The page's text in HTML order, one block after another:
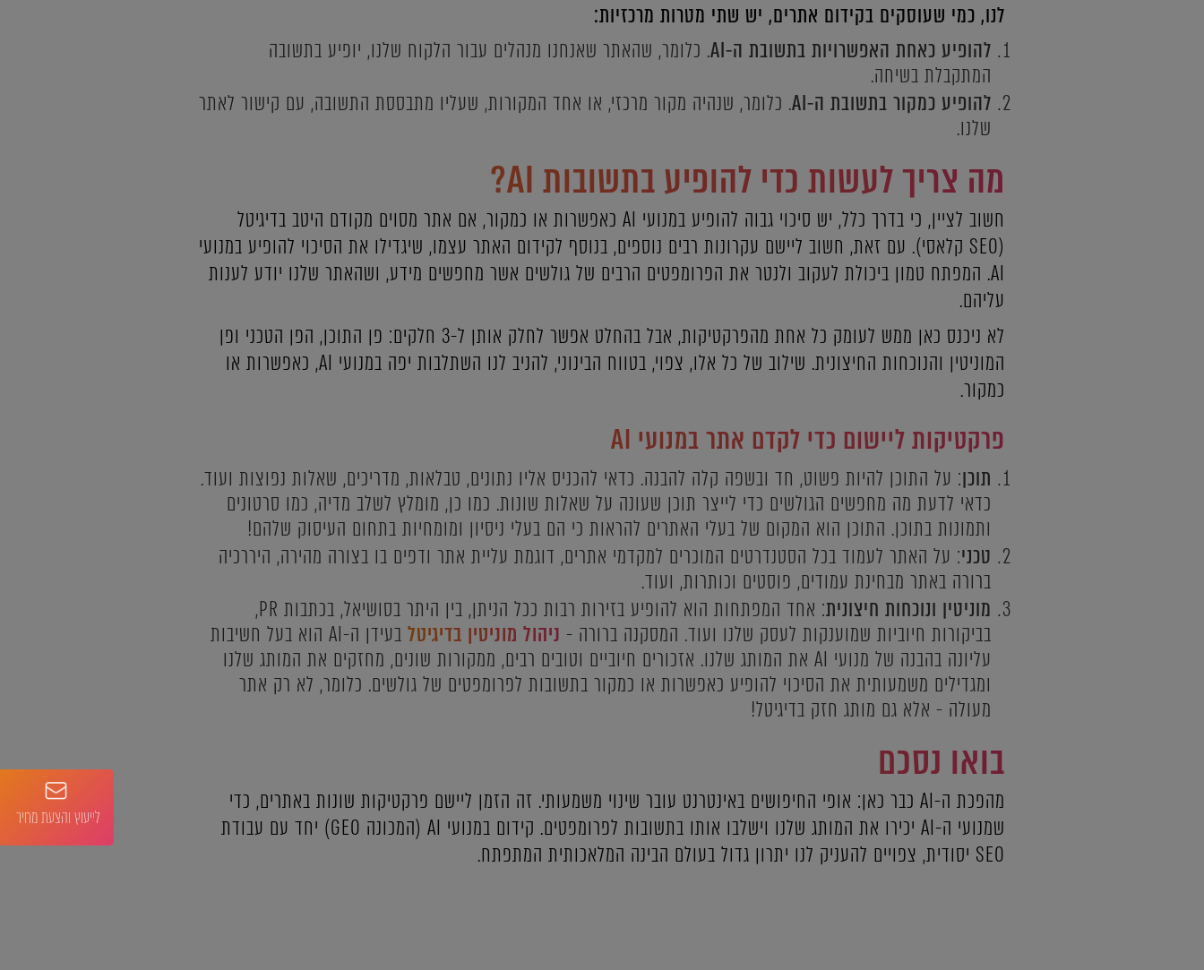
לנו, כמי שעוסקים בקידום אתרים, יש שתי מטרות מרכזיות:
להופיע כאחת האפשרויות בתשובת ה-AI . כלומר, שהאתר שאנחנו מנהלים עבור הלקוח שלנו, יופיע בתשובה
המתקבלת בשיחה.
להופיע כמקור בתשובת ה-AI . כלומר, שנהיה מקור מרכזי, או אחד המקורות, שעליו מתבססת התשובה, עם קישור לאתר
שלנו.
מה צריך לעשות כדי להופיע בתשובות AI?
חשוב לציין, כי בדרך כלל, יש סיכוי גבוה להופיע במנועי AI כאפשרות או כמקור, אם אתר מסוים מקודם היטב בדיגיטל
(SEO קלאסי). עם זאת, חשוב ליישם עקרונות רבים נוספים, בנוסף לקידום האתר עצמו, שיגדילו את הסיכוי להופיע במנועי
AI. המפתח טמון ביכולת לעקוב ולנטר את הפרומפטים הרבים של גולשים אשר מחפשים מידע, ושהאתר שלנו יודע לענות
עליהם.
לא ניכנס כאן ממש לעומק כל אחת מהפרקטיקות, אבל בהחלט אפשר לחלק אותן ל-3 חלקים: פן התוכן, הפן הטכני ופן
המוניטין והנוכחות החיצונית. שילוב של כל אלו, צפוי, בטווח הבינוני, להניב לנו השתלבות יפה במנועי AI, כאפשרות או
כמקור.
פרקטיקות ליישום כדי לקדם אתר במנועי AI
תוכן: על התוכן להיות פשוט, חד ובשפה קלה להבנה. כדאי להכניס אליו נתונים, טבלאות, מדריכים, שאלות נפוצות ועוד.
כדאי לדעת מה מחפשים הגולשים כדי לייצר תוכן שעונה על שאלות שונות. כמו כן, מומלץ לשלב מדיה, כמו סרטונים
ותמונות בתוכן. התוכן הוא המקום של בעלי האתרים להראות כי הם בעלי ניסיון ומומחיות בתחום העיסוק שלהם!
טכני: על האתר לעמוד בכל הסטנדרטים המוכרים למקדמי אתרים, דוגמת עליית אתר ודפים בו בצורה מהירה, היררכיה
ברורה באתר מבחינת עמודים, פוסטים וכותרות, ועוד.
מוניטין ונוכחות חיצונית
: אחד המפתחות הוא להופיע בזירות רבות ככל הניתן, בין היתר בסושיאל, בכתבות PR,
בביקורות חיוביות שמוענקות לעסק שלנו ועוד. המסקנה ברורה - ניהול מוניטין בדיגיטל
בעידן ה-AI הוא בעל חשיבות
עליונה בהבנה של מנועי AI את המותג שלנו. אזכורים חיוביים וטובים רבים, ממקורות שונים, מחזקים את המותג שלנו
ומגדילים משמעותית את הסיכוי להופיע כאפשרות או כמקור בתשובות לפרומפטים של גולשים. כלומר, לא רק אתר
מעולה - אלא גם מותג חזק בדיגיטל!
בואו נסכם
מהפכת ה-AI כבר כאן: אופי החיפושים באינטרנט עובר שינוי משמעותי. זה הזמן ליישם פרקטיקות שונות באתרים, כדי
שמנועי ה-AI יכירו את המותג שלנו וישלבו אותו בתשובות לפרומפטים. קידום במנועי AI (המכונה GEO) יחד עם עבודת
SEO יסודית, צפויים להעניק לנו יתרון גדול בעולם הבינה המלאכותית המתפתח.
לייעוץ והצעת מחיר